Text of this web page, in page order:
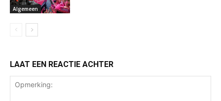
Algemeen
LAAT EEN REACTIE ACHTER